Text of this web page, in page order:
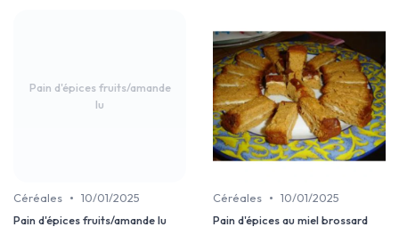
Pain d'épices fruits/amande
lu
Céréales • 10/01/2025
Pain d'épices fruits/amande lu
Céréales • 10/01/2025
Pain d'épices au miel brossard